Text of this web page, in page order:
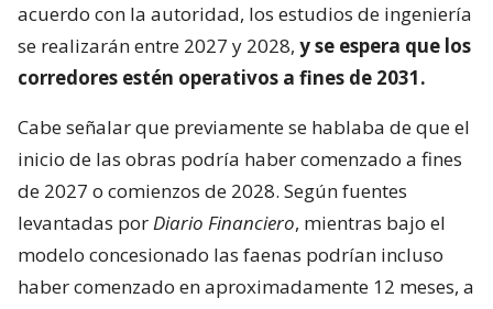
acuerdo con la autoridad, los estudios de ingeniería
se realizarán entre 2027 y 2028, y se espera que los
corredores estén operativos a fines de 2031.
Cabe señalar que previamente se hablaba de que el
inicio de las obras podría haber comenzado a fines
de 2027 o comienzos de 2028. Según fuentes
levantadas porDiario Financiero, mientras bajo el
modelo concesionado las faenas podrían incluso
haber comenzado en aproximadamente 12 meses, a